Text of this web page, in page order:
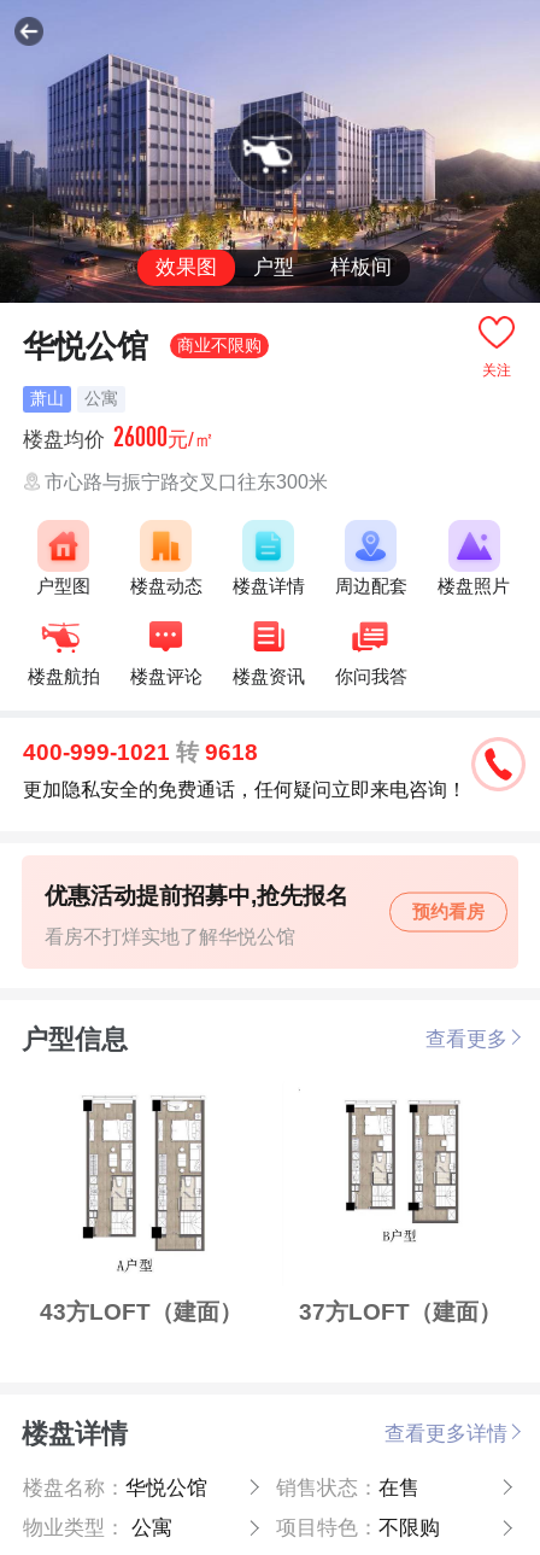
效果图 户型 样板间
关注
华悦公馆 商业不限购
萧山 公寓
楼盘均价 26000元/㎡
市心路与振宁路交叉口往东300米
户型图 楼盘动态 楼盘详情 周边配套 楼盘照片
楼盘航拍 楼盘评论 楼盘资讯 你问我答
400-999-1021转 9618
更加隐私安全的免费通话，任何疑问立即来电咨询！
看房不打烊实地了解华悦公馆
优惠活动提前招募中,抢先报名
预约看房
户型信息 查看更多
43方LOFT（建面） 37方LOFT（建面）
楼盘详情 查看更多详情
楼盘名称：华悦公馆 销售状态： 在售
物业类型：
公寓 项目特色： 不限购